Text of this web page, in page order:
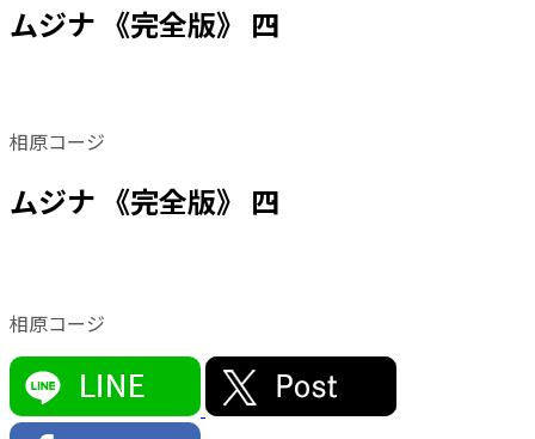
ムジナ 《完全版》 四
相原コージ
ムジナ 《完全版》 四
相原コージ